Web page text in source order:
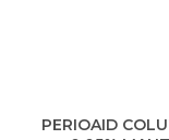
PERIOAID